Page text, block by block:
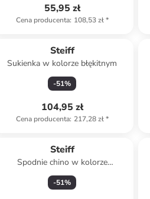
55,95 zł
Cena producenta: 108,53 zł*
Steiff
Sukienka w kolorze błękitnym
-51%
104,95 zł
Cena producenta: 217,28 zł*
Steiff
Spodnie chino w kolorze
granatowym
-51%